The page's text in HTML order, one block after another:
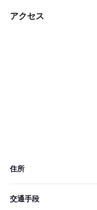
アクセス
住所
交通手段